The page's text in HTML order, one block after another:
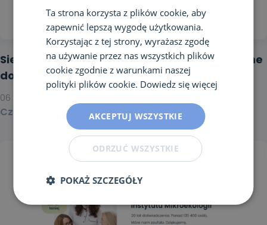
Sierpniowe darmowe konsultacje telefoniczne
dopasowane do Twoich objawów
Czytaj dalej >
06 sierpnia 2026
Ta strona korzysta z plików cookie, aby
zapewnić lepszą wygodę użytkowania.
Korzystając z tej strony, wyrażasz zgodę
na używanie przez nas wszystkich plików
cookie zgodnie z warunkami naszej
polityki plików cookie. Dowiedz się więcej
AKCEPTUJ WSZYSTKIE
ODRZUĆ WSZYSTKIE
POKAŻ SZCZEGÓŁY